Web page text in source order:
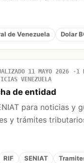
de Venezuela Dolar
11 MAYO 2026
1
VENEZUELA
de entidad
para noticias y
y trámites
RIF SENIAT